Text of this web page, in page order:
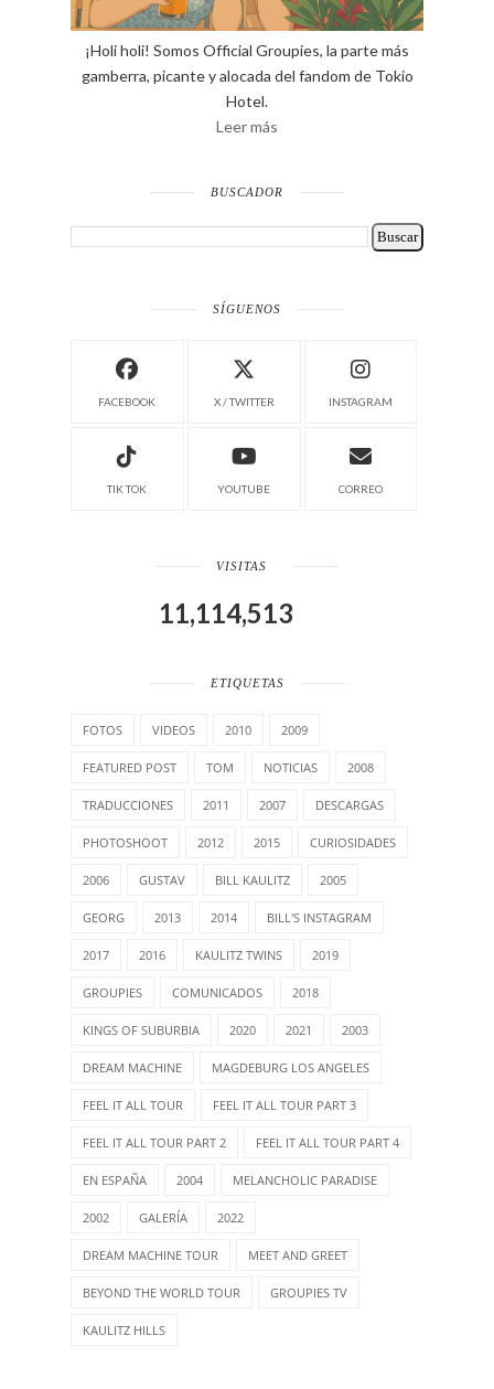
¡Holi holi! Somos Official Groupies, la parte más
gamberra, picante y alocada del fandom de Tokio
Hotel.
Leer más
BUSCADOR
SÍGUENOS
FACEBOOK X / TWITTER INSTAGRAM
TIK TOK YOUTUBE CORREO
VISITAS
11,114,513
ETIQUETAS
FOTOS VIDEOS 2010 2009
FEATURED POST TOM NOTICIAS 2008
TRADUCCIONES 2011 2007 DESCARGAS
PHOTOSHOOT 2012 2015 CURIOSIDADES
2006 GUSTAV BILL KAULITZ 2005
GEORG 2013 2014 BILL'S INSTAGRAM
2017 2016 KAULITZ TWINS 2019
GROUPIES COMUNICADOS 2018
KINGS OF SUBURBIA 2020 2021 2003
DREAM MACHINE MAGDEBURG LOS ANGELES
FEEL IT ALL TOUR FEEL IT ALL TOUR PART 3
FEEL IT ALL TOUR PART 2 FEEL IT ALL TOUR PART 4
EN ESPAÑA 2004 MELANCHOLIC PARADISE
2002 GALERÍA 2022
DREAM MACHINE TOUR MEET AND GREET
BEYOND THE WORLD TOUR GROUPIES TV
KAULITZ HILLS